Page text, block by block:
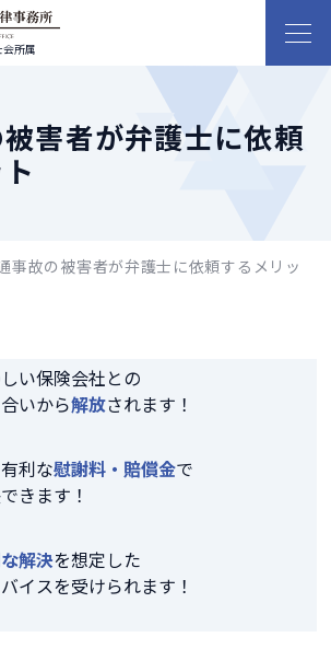
所属
害者が弁護士に依頼
事故の被害者が弁護士に依頼するメリッ
い保険会社との
いから解放されます！
利な慰謝料・賠償金で
きます！
解決を想定した
イスを受けられます！